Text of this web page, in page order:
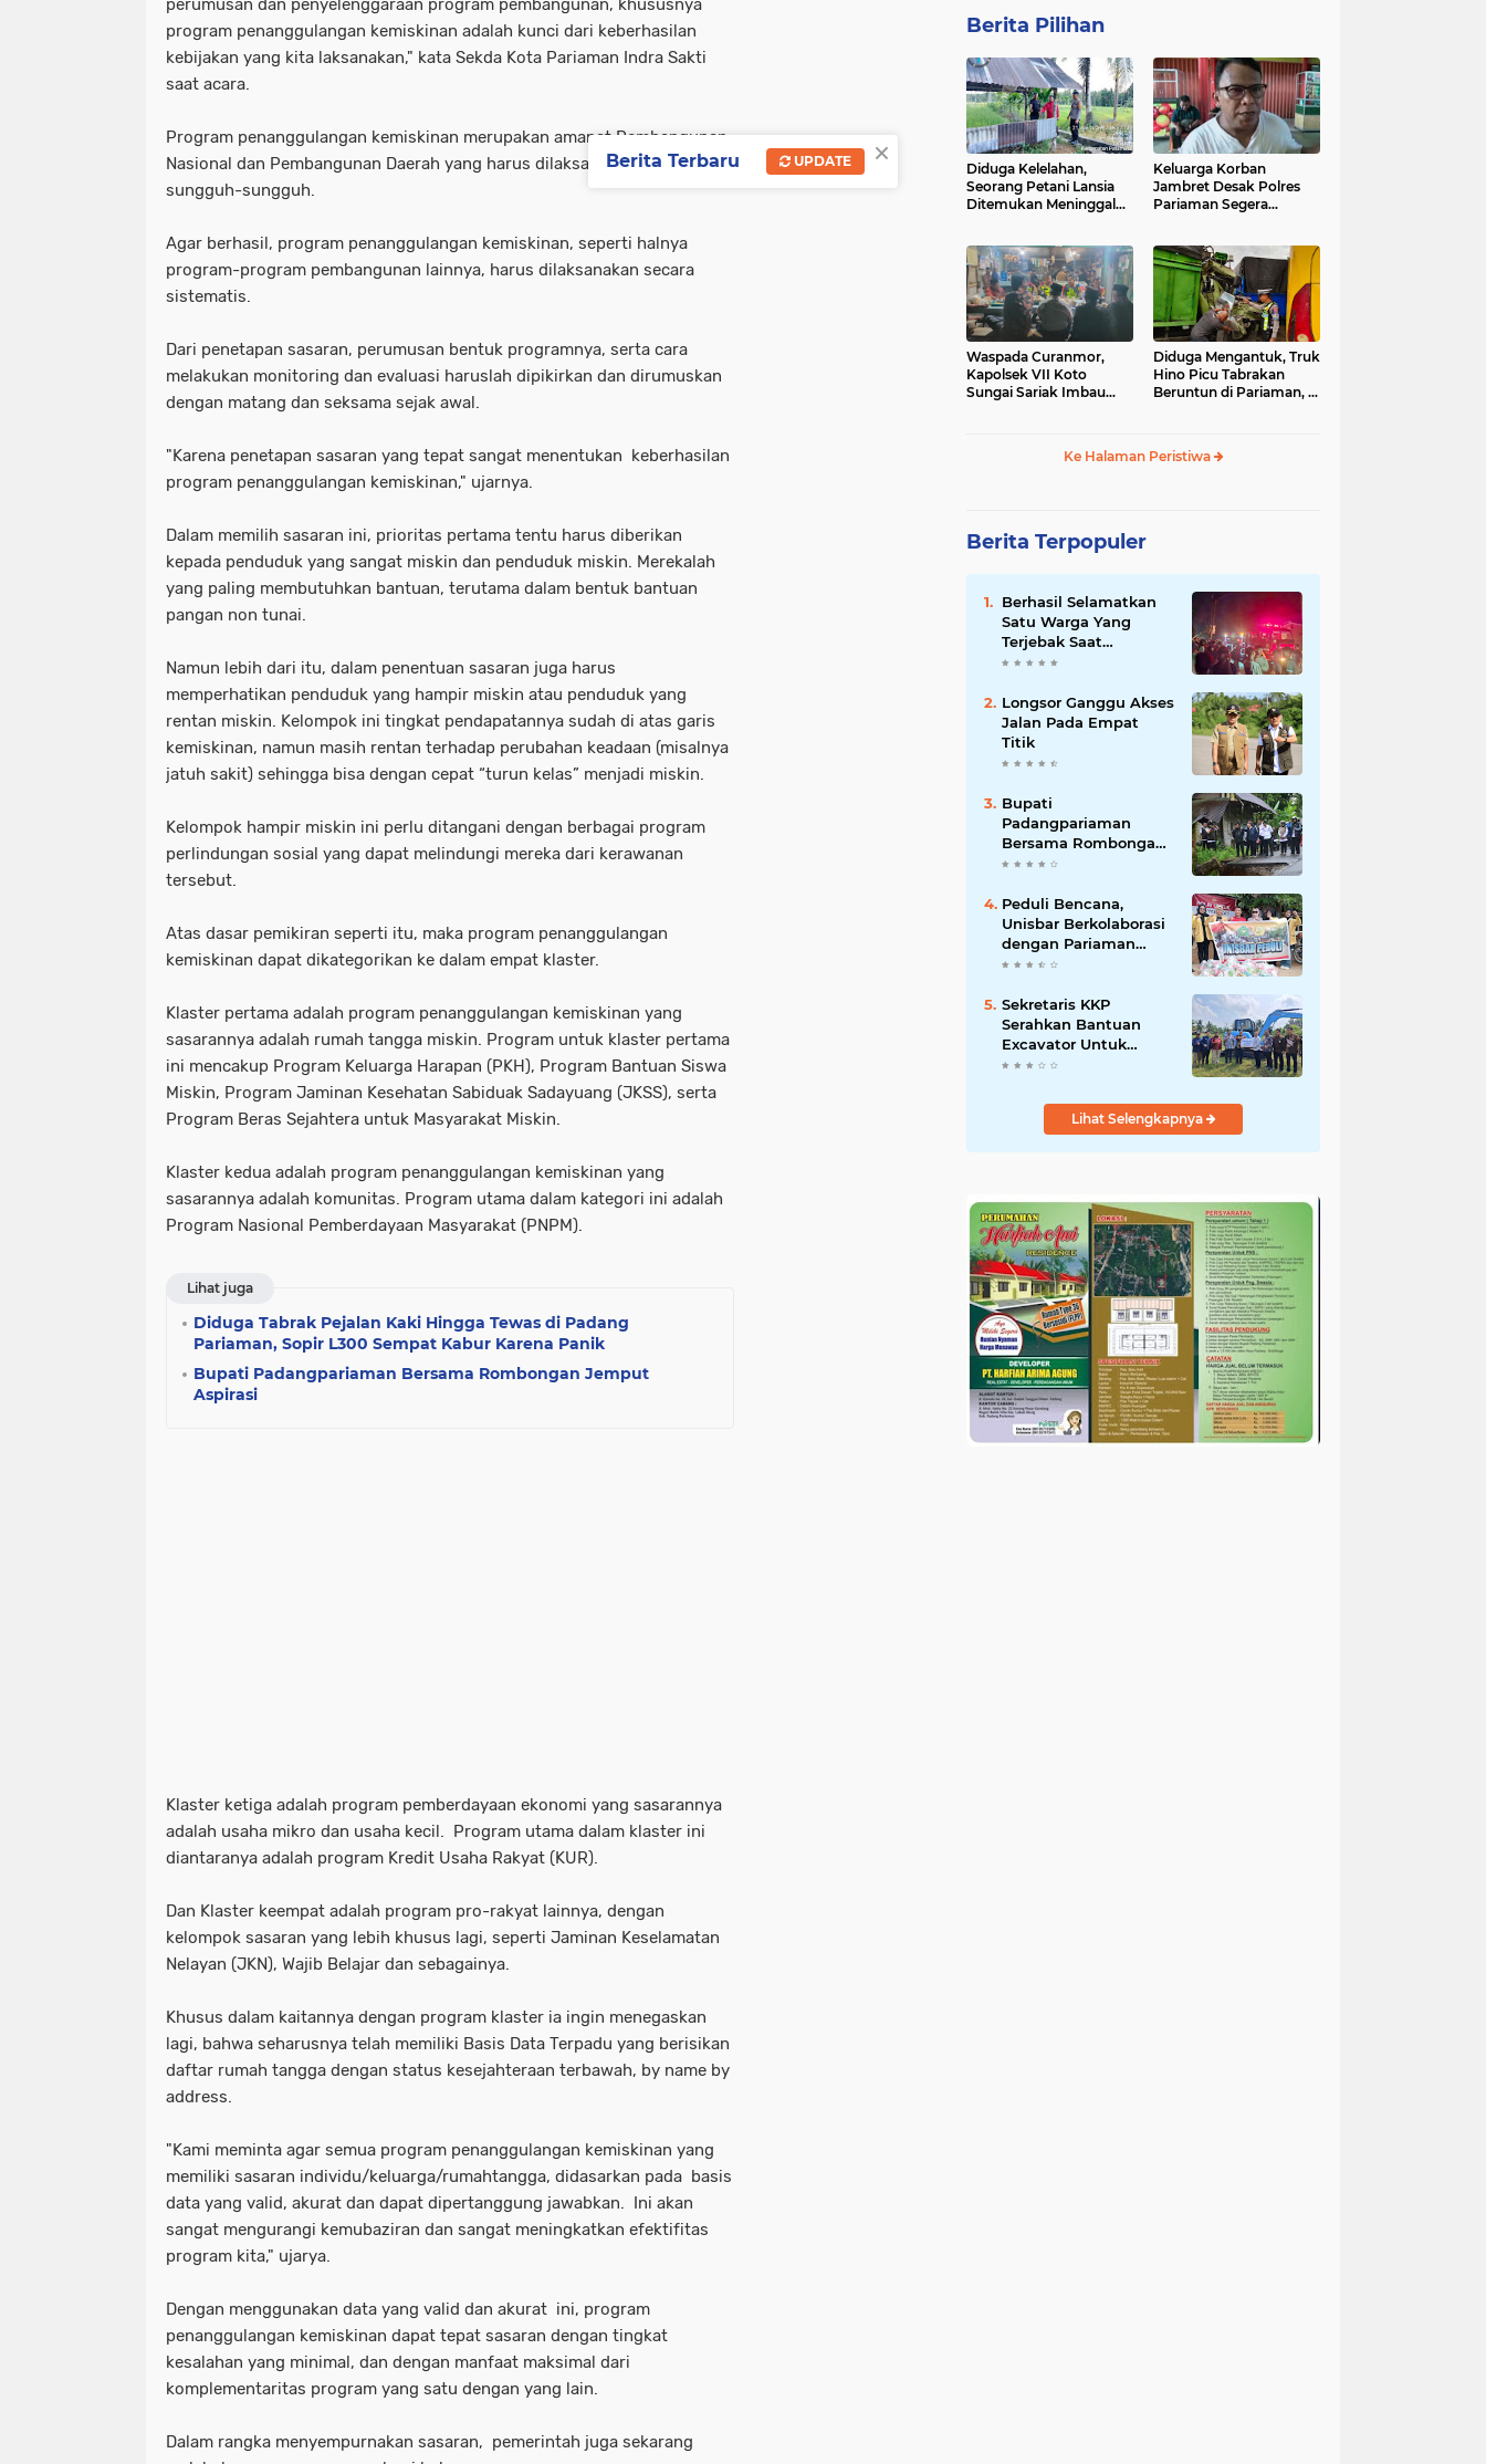
perumusan dan penyelenggaraan program pembangunan, khususnya
program penanggulangan kemiskinan adalah kunci dari keberhasilan
kebijakan yang kita laksanakan," kata Sekda Kota Pariaman Indra Sakti
saat acara.
Program penanggulangan kemiskinan merupakan amanat Pembangunan
Nasional dan Pembangunan Daerah yang harus dilaksanakan dengan
sungguh-sungguh.
Agar berhasil, program penanggulangan kemiskinan, seperti halnya
program-program pembangunan lainnya, harus dilaksanakan secara
sistematis.
Dari penetapan sasaran, perumusan bentuk programnya, serta cara
melakukan monitoring dan evaluasi haruslah dipikirkan dan dirumuskan
dengan matang dan seksama sejak awal.
"Karena penetapan sasaran yang tepat sangat menentukan keberhasilan
program penanggulangan kemiskinan," ujarnya.
Dalam memilih sasaran ini, prioritas pertama tentu harus diberikan
kepada penduduk yang sangat miskin dan penduduk miskin. Merekalah
yang paling membutuhkan bantuan, terutama dalam bentuk bantuan
pangan non tunai.
Namun lebih dari itu, dalam penentuan sasaran juga harus
memperhatikan penduduk yang hampir miskin atau penduduk yang
rentan miskin. Kelompok ini tingkat pendapatannya sudah di atas garis
kemiskinan, namun masih rentan terhadap perubahan keadaan (misalnya
jatuh sakit) sehingga bisa dengan cepat “turun kelas” menjadi miskin.
Kelompok hampir miskin ini perlu ditangani dengan berbagai program
perlindungan sosial yang dapat melindungi mereka dari kerawanan
tersebut.
Atas dasar pemikiran seperti itu, maka program penanggulangan
kemiskinan dapat dikategorikan ke dalam empat klaster.
Klaster pertama adalah program penanggulangan kemiskinan yang
sasarannya adalah rumah tangga miskin. Program untuk klaster pertama
ini mencakup Program Keluarga Harapan (PKH), Program Bantuan Siswa
Miskin, Program Jaminan Kesehatan Sabiduak Sadayuang (JKSS), serta
Program Beras Sejahtera untuk Masyarakat Miskin.
Klaster kedua adalah program penanggulangan kemiskinan yang
sasarannya adalah komunitas. Program utama dalam kategori ini adalah
Program Nasional Pemberdayaan Masyarakat (PNPM).
Lihat juga
Diduga Tabrak Pejalan Kaki Hingga Tewas di Padang
Pariaman, Sopir L300 Sempat Kabur Karena Panik
Bupati Padangpariaman Bersama Rombongan Jemput
Aspirasi
Klaster ketiga adalah program pemberdayaan ekonomi yang sasarannya
adalah usaha mikro dan usaha kecil. Program utama dalam klaster ini
diantaranya adalah program Kredit Usaha Rakyat (KUR).
Dan Klaster keempat adalah program pro-rakyat lainnya, dengan
kelompok sasaran yang lebih khusus lagi, seperti Jaminan Keselamatan
Nelayan (JKN), Wajib Belajar dan sebagainya.
Khusus dalam kaitannya dengan program klaster ia ingin menegaskan
lagi, bahwa seharusnya telah memiliki Basis Data Terpadu yang berisikan
daftar rumah tangga dengan status kesejahteraan terbawah, by name by
address.
"Kami meminta agar semua program penanggulangan kemiskinan yang
memiliki sasaran individu/keluarga/rumahtangga, didasarkan pada basis
data yang valid, akurat dan dapat dipertanggung jawabkan. Ini akan
sangat mengurangi kemubaziran dan sangat meningkatkan efektifitas
program kita," ujarya.
Dengan menggunakan data yang valid dan akurat ini, program
penanggulangan kemiskinan dapat tepat sasaran dengan tingkat
kesalahan yang minimal, dan dengan manfaat maksimal dari
komplementaritas program yang satu dengan yang lain.
Dalam rangka menyempurnakan sasaran, pemerintah juga sekarang
Berita Pilihan
Diduga Kelelahan,
Seorang Petani Lansia
Ditemukan Meninggal
Keluarga Korban
Jambret Desak Polres
Pariaman Segera
Waspada Curanmor,
Kapolsek VII Koto
Sungai Sariak Imbau
Diduga Mengantuk, Truk
Hino Picu Tabrakan
Beruntun di Pariaman, 5
Ke Halaman Peristiwa
Berita Terpopuler
Berhasil Selamatkan
Satu Warga Yang
Terjebak Saat
Kebakaran
Longsor Ganggu Akses
Jalan Pada Empat
Titik
Bupati
Padangpariaman
Bersama Rombongan
Jemput Aspirasi
Peduli Bencana,
Unisbar Berkolaborasi
dengan Pariaman
Women Power
untuk Korban Banjir di
Padang
Sekretaris KKP
Serahkan Bantuan
Excavator Untuk
Pelaku Usaha
Lihat Selengkapnya
×
Berita Terbaru UPDATE